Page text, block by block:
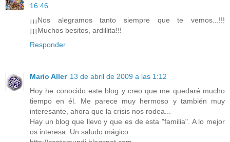
16:46
¡¡¡Nos alegramos tanto siempre que te vemos...!!!
¡¡¡Muchos besitos, ardillita!!!
Responder
Mario Aller 13 de abril de 2009 a las 1:12
Hoy he conocido este blog y creo que me quedaré mucho
tiempo en él. Me parece muy hermoso y también muy
interesante, ahora que la crisis nos rodea...
Hay un blog que llevo y que es de esta "familia". A lo mejor
os interesa. Un saludo mágico.